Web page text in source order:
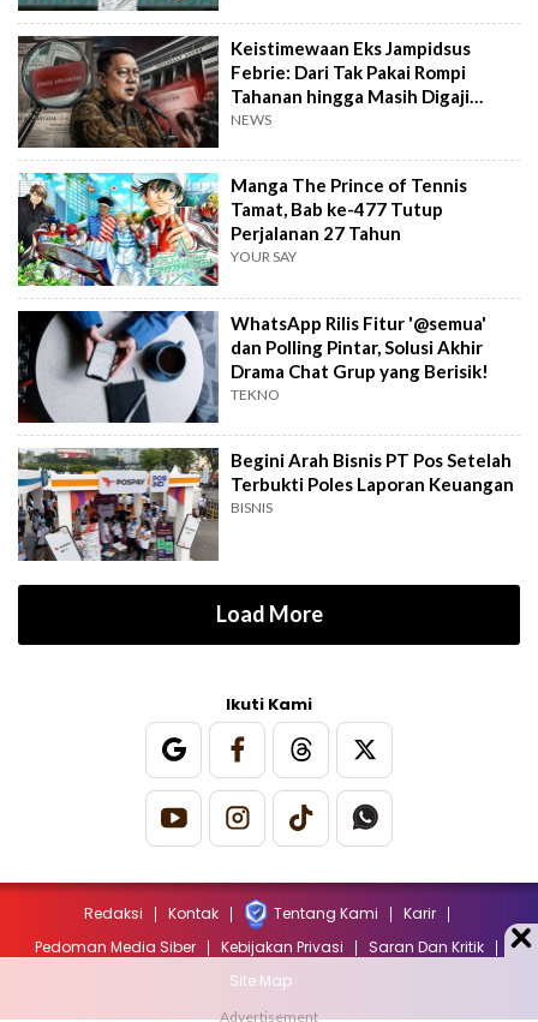
Keistimewaan Eks Jampidsus
Febrie: Dari Tak Pakai Rompi
Tahanan hingga Masih Digaji
Negara
NEWS
Manga The Prince of Tennis
Tamat, Bab ke-477 Tutup
Perjalanan 27 Tahun
YOUR SAY
WhatsApp Rilis Fitur '@semua'
dan Polling Pintar, Solusi Akhir
Drama Chat Grup yang Berisik!
TEKNO
Begini Arah Bisnis PT Pos Setelah
Terbukti Poles Laporan Keuangan
BISNIS
Load More
Ikuti Kami
Redaksi Kontak Tentang Kami
Karir
Pedoman Media Siber
Kebijakan Privasi
Saran Dan Kritik
Site Map